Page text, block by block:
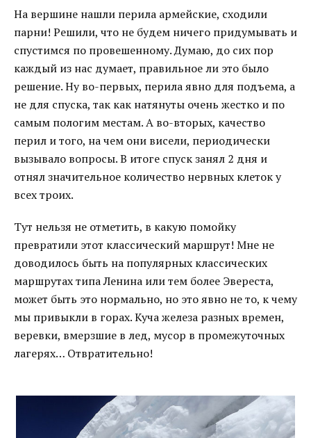
На вершине нашли перила армейские, сходили
парни! Решили, что не будем ничего придумывать и
спустимся по провешенному. Думаю, до сих пор
каждый из нас думает, правильное ли это было
решение. Ну во-первых, перила явно для подъема, а
не для спуска, так как натянуты очень жестко и по
самым пологим местам. А во-вторых, качество
перил и того, на чем они висели, периодически
вызывало вопросы. В итоге спуск занял 2 дня и
отнял значительное количество нервных клеток у
всех троих.
Тут нельзя не отметить, в какую помойку
превратили этот классический маршрут! Мне не
доводилось быть на популярных классических
маршрутах типа Ленина или тем более Эвереста,
может быть это нормально, но это явно не то, к чему
мы привыкли в горах. Куча железа разных времен,
веревки, вмерзшие в лед, мусор в промежуточных
лагерях… Отвратительно!